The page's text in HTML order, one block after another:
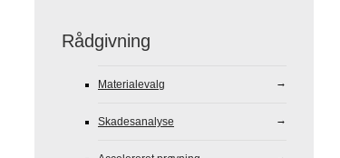
Rådgivning
Materialevalg
Skadesanalyse